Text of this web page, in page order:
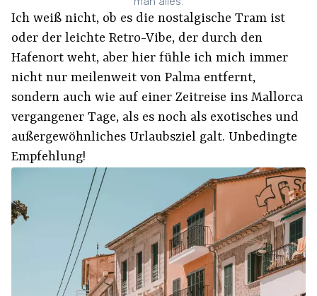
Ich weiß nicht, ob es die nostalgische Tram ist
oder der leichte Retro-Vibe, der durch den
Hafenort weht, aber hier fühle ich mich immer
nicht nur meilenweit von Palma entfernt,
sondern auch wie auf einer Zeitreise ins Mallorca
vergangener Tage, als es noch als exotisches und
außergewöhnliches Urlaubsziel galt. Unbedingte
Empfehlung!